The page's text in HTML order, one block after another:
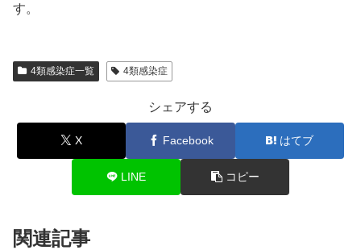
す。
4類感染症一覧 4類感染症
シェアする
X Facebook はてブ
LINE コピー
関連記事